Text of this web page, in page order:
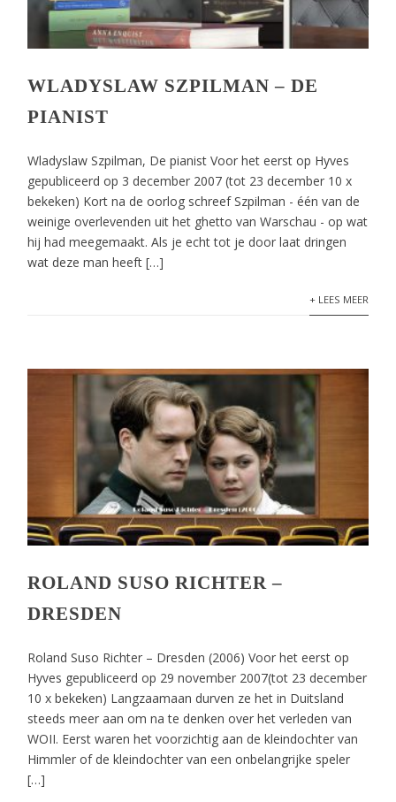
WLADYSLAW SZPILMAN – DE
PIANIST
Wladyslaw Szpilman, De pianist Voor het eerst op Hyves
gepubliceerd op 3 december 2007 (tot 23 december 10 x
bekeken) Kort na de oorlog schreef Szpilman - één van de
weinige overlevenden uit het ghetto van Warschau - op wat
hij had meegemaakt. Als je echt tot je door laat dringen
wat deze man heeft […]
+ LEES MEER
ROLAND SUSO RICHTER –
DRESDEN
Roland Suso Richter – Dresden (2006) Voor het eerst op
Hyves gepubliceerd op 29 november 2007(tot 23 december
10 x bekeken) Langzaamaan durven ze het in Duitsland
steeds meer aan om na te denken over het verleden van
WOII. Eerst waren het voorzichtig aan de kleindochter van
Himmler of de kleindochter van een onbelangrijke speler
[…]